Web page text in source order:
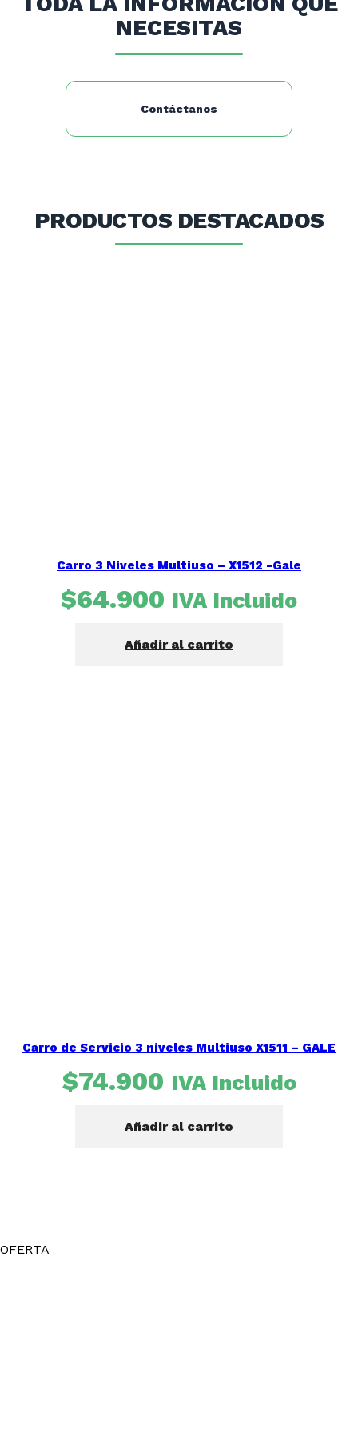
NECESITAS
Contáctanos
PRODUCTOS DESTACADOS
Carro 3 Niveles Multiuso – X1512 -Gale
$64.900 IVA Incluido
Añadir al carrito
Carro de Servicio 3 niveles Multiuso X1511 – GALE
$74.900 IVA Incluido
Añadir al carrito
OFERTA